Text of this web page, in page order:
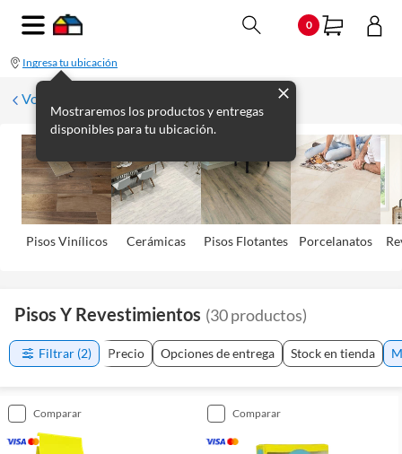
0
Ingresa tu ubicación
Mostraremos los productos y entregas
disponibles para tu ubicación.
Volver
Pisos Viní­licos Cerámicas Pisos Flotantes Porcelanatos
Pisos Y Revestimientos (30productos)
Filtrar (2) Precio Opciones de entrega Stock en tienda
comparar comparar